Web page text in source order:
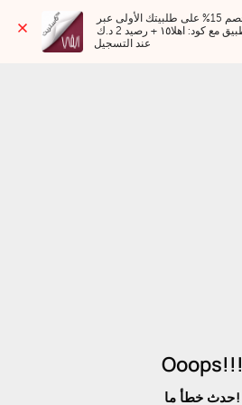
عند التسجيل
Ooops!!!
حدث خطأ ما!